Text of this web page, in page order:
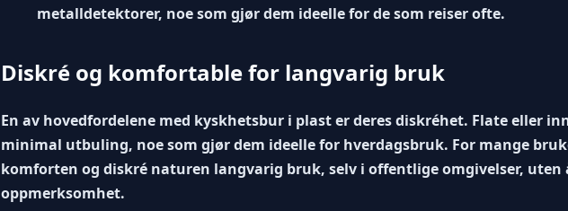
metalldetektorer, noe som gjør dem ideelle for de som reiser ofte.
Diskré og komfortable for langvarig bruk
En av hovedfordelene med kyskhetsbur i plast er deres diskréhet. Flate eller
minimal utbuling, noe som gjør dem ideelle for hverdagsbruk. For mange
komforten og diskré naturen langvarig bruk, selv i offentlige omgivelser,
oppmerksomhet.